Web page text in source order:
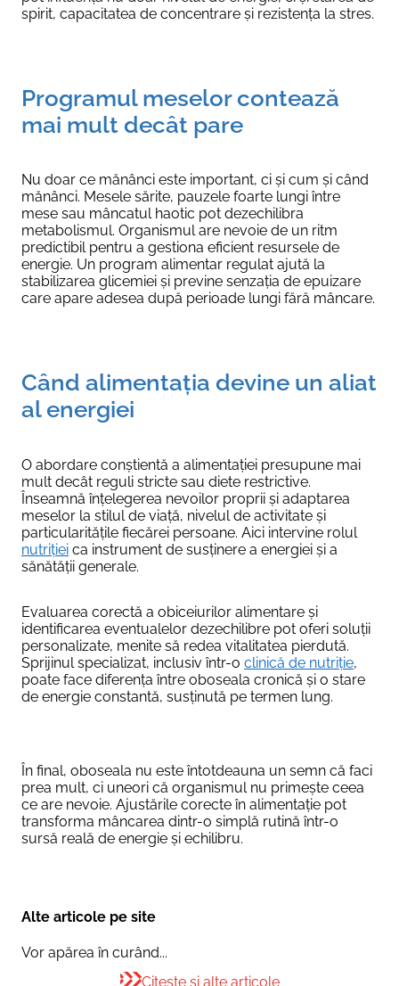
spirit, capacitatea de concentrare și rezistența la stres.
Programul meselor contează
mai mult decât pare
Nu doar ce mănânci este important, ci și cum și când
mănânci. Mesele sărite, pauzele foarte lungi între
mese sau mâncatul haotic pot dezechilibra
metabolismul. Organismul are nevoie de un ritm
predictibil pentru a gestiona eficient resursele de
energie. Un program alimentar regulat ajută la
stabilizarea glicemiei și previne senzația de epuizare
care apare adesea după perioade lungi fără mâncare.
Când alimentația devine un aliat
al energiei
O abordare conștientă a alimentației presupune mai
mult decât reguli stricte sau diete restrictive.
Înseamnă înțelegerea nevoilor proprii și adaptarea
meselor la stilul de viață, nivelul de activitate și
particularitățile fiecărei persoane. Aici intervine rolul
nutriției ca instrument de susținere a energiei și a
sănătății generale.
Evaluarea corectă a obiceiurilor alimentare și
identificarea eventualelor dezechilibre pot oferi soluții
personalizate, menite să redea vitalitatea pierdută.
Sprijinul specializat, inclusiv într-o clinică de nutriție,
poate face diferența între oboseala cronică și o stare
de energie constantă, susținută pe termen lung.
În final, oboseala nu este întotdeauna un semn că faci
prea mult, ci uneori că organismul nu primește ceea
ce are nevoie. Ajustările corecte în alimentație pot
transforma mâncarea dintr-o simplă rutină într-o
sursă reală de energie și echilibru.
Alte articole pe site
Vor apărea în curând...
Citeste și alte articole